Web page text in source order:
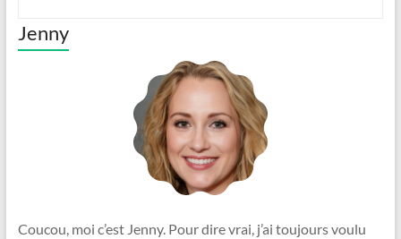
Jenny
Coucou, moi c’est Jenny. Pour dire vrai, j’ai toujours voulu